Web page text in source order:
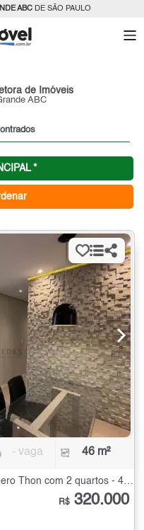
ABC DE SÃO PAULO
de Imóveis
ABC
*
- vaga 46 m²
Apartamento à Venda na Vila Homero Thon com 2 quartos - 46 m²
R$ 320.000